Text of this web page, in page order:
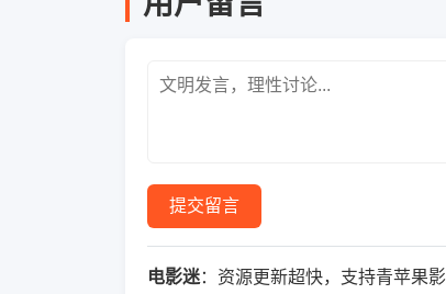
提交留言
电影迷：资源更新超快，支持青苹果影